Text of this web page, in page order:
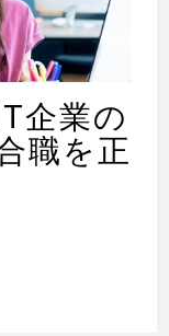
企業の
職を正